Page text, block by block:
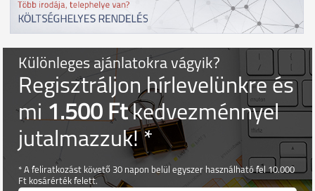
Különleges ajánlatokra vágyik?
Regisztráljon hírlevelünkre és
mi1.500 Ftkedvezménnyel
jutalmazzuk! *
* A feliratkozást követő 30 napon belül egyszer használható fel 10.000
Ft kosárérték felett.